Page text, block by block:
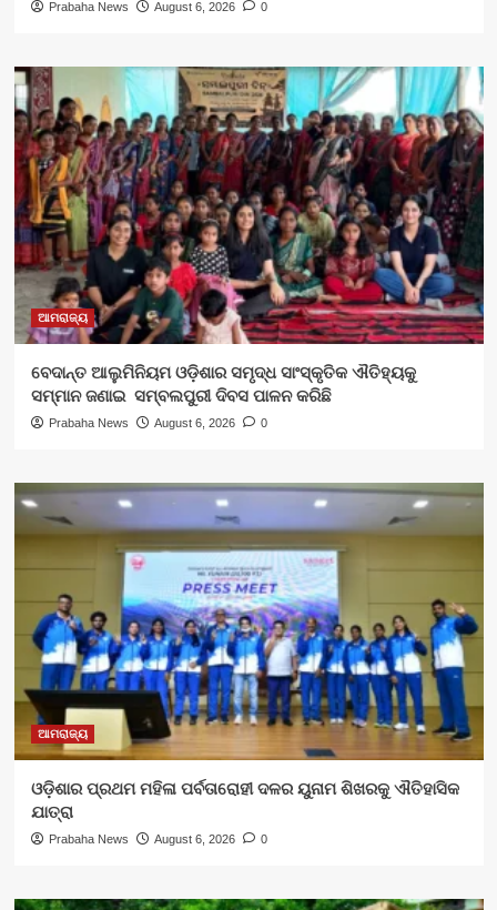
Prabaha News August 6, 2026 0
ଆମରାଜ୍ୟ
ବେଦାନ୍ତ ଆଲୁମିନିୟମ ଓଡ଼ିଶାର ସମୃଦ୍ଧ ସାଂସ୍କୃତିକ ଐତିହ୍ୟକୁ
ସମ୍ମାନ ଜଣାଇ ସମ୍ବଲପୁରୀ ଦିବସ ପାଳନ କରିଛି
Prabaha News August 6, 2026 0
ଆମରାଜ୍ୟ
ଓଡ଼ିଶାର ପ୍ରଥମ ମହିଳା ପର୍ବତାରୋହୀ ଦଳର ୟୁନାମ ଶିଖରକୁ ଐତିହାସିକ
ଯାତ୍ରା
Prabaha News August 6, 2026 0